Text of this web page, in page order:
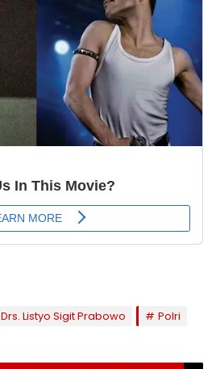
Drs. Listyo Sigit Prabowo
Polri